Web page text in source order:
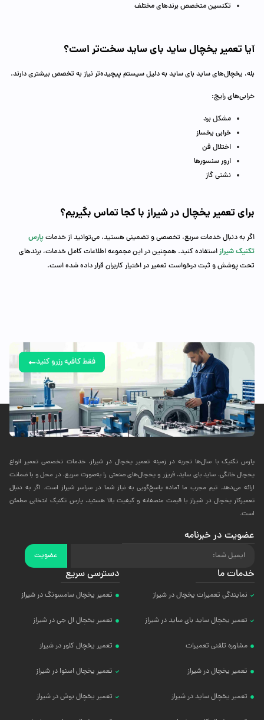
تکنسین متخصص برندهای مختلف
آیا تعمیر یخچال ساید بای ساید سخت‌تر است؟
بله، یخچال‌های ساید بای ساید به دلیل سیستم پیچیده‌تر نیاز به تخصص بیشتری دارند.
خرابی‌های رایج:
مشکل برد
خرابی یخساز
اختلال فن
ارور سنسورها
نشتی گاز
برای تعمیر یخچال در شیراز با کجا تماس بگیریم؟
اگر به دنبال خدمات سریع، تخصصی و تضمینی هستید، می‌توانید از خدماتپارس
تکنیکشیرازاستفاده کنید. همچنین در این مجموعه اطلاعات کامل خدمات، برندهای
تحت پوشش و ثبت درخواست تعمیر در اختیار کاربران قرار داده شده است.
فقط کافیه رزرو کنید
پارس تکنیک با سال‌ها تجربه در زمینه تعمیر یخچال در شیراز، خدمات تخصصی تعمیر انواع
یخچال خانگی، ساید بای ساید، فریزر و یخچال‌های صنعتی را به‌صورت سریع، در محل و با ضمانت
ارائه می‌دهد. تیم مجرب ما آماده پاسخ‌گویی به نیاز شما در سراسر شیراز است. اگر به دنبال
تعمیرکار یخچال در شیراز با قیمت منصفانه و کیفیت بالا هستید، پارس تکنیک انتخابی مطمئن
است.
عضویت در خبرنامه
عضویت
خدمات ما
نمایندگی تعمیرات یخچال در شیراز
تعمیر یخچال ساید بای ساید در شیراز
مشاوره تلفنی تعمیرات
تعمیر یخچال در شیراز
تعمیر یخچال ساید در شیراز
دسترسی سریع
تعمیر یخچال سامسونگ در شیراز
تعمیر یخچال ال جی در شیراز
تعمیر یخچال کلور در شیراز
تعمیر یخچال اسنوا در شیراز
تعمیر یخچال بوش در شیراز